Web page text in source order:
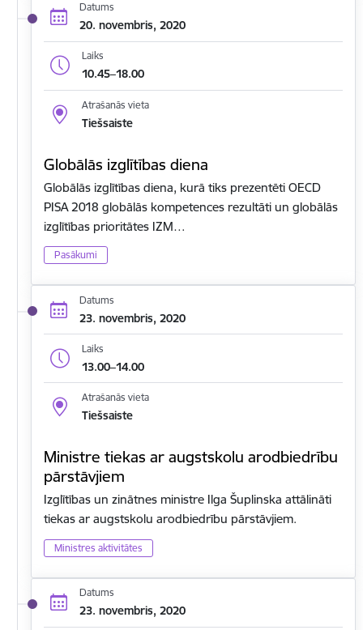
Datums
20. novembris, 2020
Laiks
10.45–18.00
Atrašanās vieta
Tiešsaiste
Globālās izglītības diena
Globālās izglītības diena, kurā tiks prezentēti OECD
PISA 2018 globālās kompetences rezultāti un globālās
izglītības prioritātes IZM…
Pasākumi
Datums
23. novembris, 2020
Laiks
13.00–14.00
Atrašanās vieta
Tiešsaiste
Ministre tiekas ar augstskolu arodbiedrību
pārstāvjiem
Izglītības un zinātnes ministre Ilga Šuplinska attālināti
tiekas ar augstskolu arodbiedrību pārstāvjiem.
Ministres aktivitātes
Datums
23. novembris, 2020